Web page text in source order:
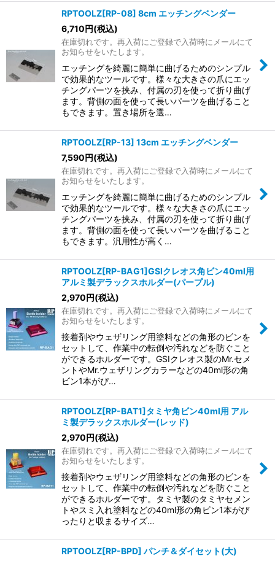
RPTOOLZ[RP-08] 8cm エッチングベンダー
6,710円(税込)
在庫切れです。再入荷にご登録で入荷時にメールにて
お知らせをいたします。
エッチングを綺麗に簡単に曲げるためのシンプル
で効果的なツールです。様々な大きさの爪にエッ
チングパーツを挟み、付属の刃を使って折り曲げ
ます。背側の面を使って長いパーツを曲げること
もできます。置き場所を選…
RPTOOLZ[RP-13] 13cm エッチングベンダー
7,590円(税込)
在庫切れです。再入荷にご登録で入荷時にメールにて
お知らせをいたします。
エッチングを綺麗に簡単に曲げるためのシンプル
で効果的なツールです。様々な大きさの爪にエッ
チングパーツを挟み、付属の刃を使って折り曲げ
ます。背側の面を使って長いパーツを曲げること
もできます。汎用性が高く…
RPTOOLZ[RP-BAG1]GSIクレオス角ビン40ml用
アルミ製デラックスホルダー(パープル)
2,970円(税込)
在庫切れです。再入荷にご登録で入荷時にメールにて
お知らせをいたします。
接着剤やウェザリング用塗料などの角形のビンを
セットして、作業中の転倒や汚れなどを防ぐこと
ができるホルダーです。GSIクレオス製のMr.セメ
ントやMr.ウェザリングカラーなどの40ml形の角
ビン1本がぴ…
RPTOOLZ[RP-BAT1]タミヤ角ビン40ml用 アル
ミ製デラックスホルダー(レッド)
2,970円(税込)
在庫切れです。再入荷にご登録で入荷時にメールにて
お知らせをいたします。
接着剤やウェザリング用塗料などの角形のビンを
セットして、作業中の転倒や汚れなどを防ぐこと
ができるホルダーです。タミヤ製のタミヤセメン
トやスミ入れ塗料などの40ml形の角ビン1本がぴ
ったりと収まるサイズ…
RPTOOLZ[RP-BPD] パンチ＆ダイセット(大)